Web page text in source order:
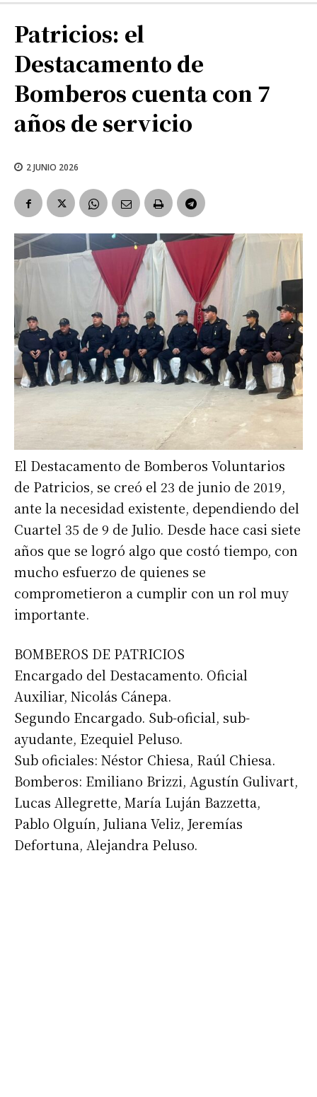
Patricios: el
Destacamento de
Bomberos cuenta con 7
años de servicio
2 JUNIO 2026
El Destacamento de Bomberos Voluntarios
de Patricios, se creó el 23 de junio de 2019,
ante la necesidad existente, dependiendo del
Cuartel 35 de 9 de Julio. Desde hace casi siete
años que se logró algo que costó tiempo, con
mucho esfuerzo de quienes se
comprometieron a cumplir con un rol muy
importante.
BOMBEROS DE PATRICIOS
Encargado del Destacamento. Oficial
Auxiliar, Nicolás Cánepa.
Segundo Encargado. Sub-oficial, sub-
ayudante, Ezequiel Peluso.
Sub oficiales: Néstor Chiesa, Raúl Chiesa.
Bomberos: Emiliano Brizzi, Agustín Gulivart,
Lucas Allegrette, María Luján Bazzetta,
Pablo Olguín, Juliana Veliz, Jeremías
Defortuna, Alejandra Peluso.